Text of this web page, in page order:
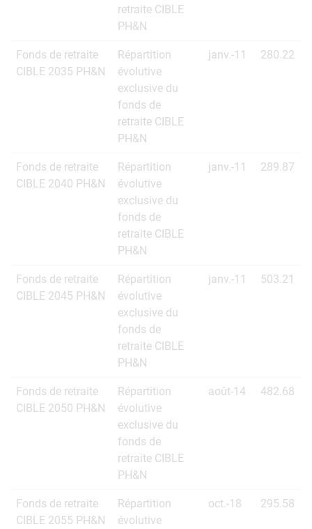
retraite CIBLE
PH&N
Fonds de retraite
CIBLE 2035 PH&N
Répartition
évolutive
exclusive du
fonds de
retraite CIBLE
PH&N
janv.-11 280.22
Fonds de retraite
CIBLE 2040 PH&N
Répartition
évolutive
exclusive du
fonds de
retraite CIBLE
PH&N
janv.-11 289.87
Fonds de retraite
CIBLE 2045 PH&N
Répartition
évolutive
exclusive du
fonds de
retraite CIBLE
PH&N
janv.-11 503.21
Fonds de retraite
CIBLE 2050 PH&N
Répartition
évolutive
exclusive du
fonds de
retraite CIBLE
PH&N
août-14 482.68
Fonds de retraite
CIBLE 2055 PH&N
Répartition
évolutive
oct.-18 295.58